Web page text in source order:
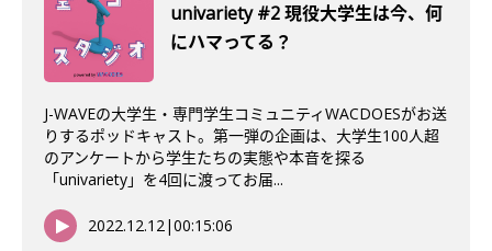
univariety #2 現役大学生は今、何
にハマってる？
J-WAVEの大学生・専門学生コミュニティWACDOESがお送
りするポッドキャスト。第一弾の企画は、大学生100人超
のアンケートから学生たちの実態や本音を探る
「univariety」を4回に渡ってお届...
2022.12.12|00:15:06